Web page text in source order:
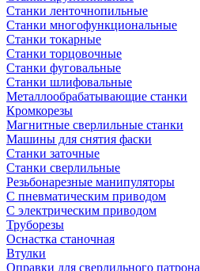
Станки ленточнопильные
Станки многофункциональные
Станки токарные
Станки торцовочные
Станки фуговальные
Станки шлифовальные
Металлообрабатывающие станки
Кромкорезы
Магнитные сверлильные станки
Машины для снятия фаски
Станки заточные
Станки сверлильные
Резьбонарезные манипуляторы
С пневматическим приводом
С электрическим приводом
Труборезы
Оснастка станочная
Втулки
Оправки для сверлильного патрона